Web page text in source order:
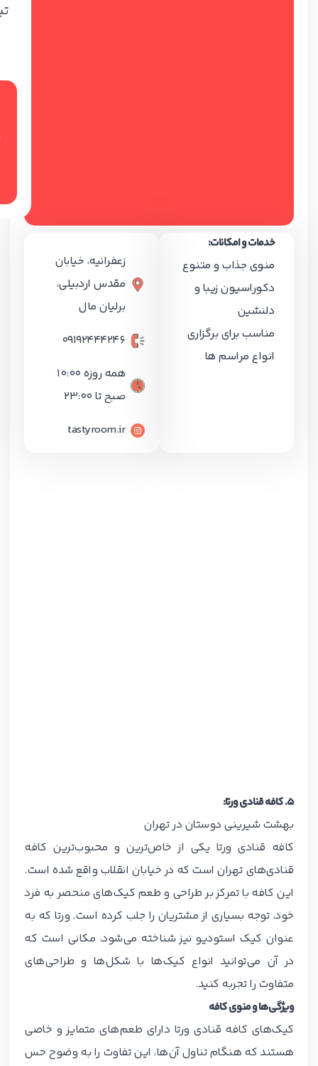
خدمات و امکانات:
منوی جذاب و متنوع
دکوراسیون زیبا و
دلنشین
مناسب برای برگزاری
انواع مراسم ها
زعفرانیه، خیابان
مقدس اردبیلی،
برلیان مال
09192444246
همه روزه ۱۰:۰۰
صبح تا 23:۰۰
tastyroom.ir
۵. کافه قنادی ورتا:
بهشت شیرینی‌ دوستان در تهران
کافه قنادی ورتا یکی از خاص‌ترین و محبوب‌ترین کافه
قنادی‌های تهران است که در خیابان انقلاب واقع شده است.
این کافه با تمرکز بر طراحی و طعم کیک‌های منحصر به فرد
خود، توجه بسیاری از مشتریان را جلب کرده است. ورتا که به
عنوان کیک استودیو نیز شناخته می‌شود، مکانی است که
در آن می‌توانید انواع کیک‌ها با شکل‌ها و طراحی‌های
متفاوت را تجربه کنید.
ویژگی‌ها و منوی کافه
کیک‌های کافه قنادی ورتا دارای طعم‌های متمایز و خاصی
هستند که هنگام تناول آن‌ها، این تفاوت را به وضوح حس